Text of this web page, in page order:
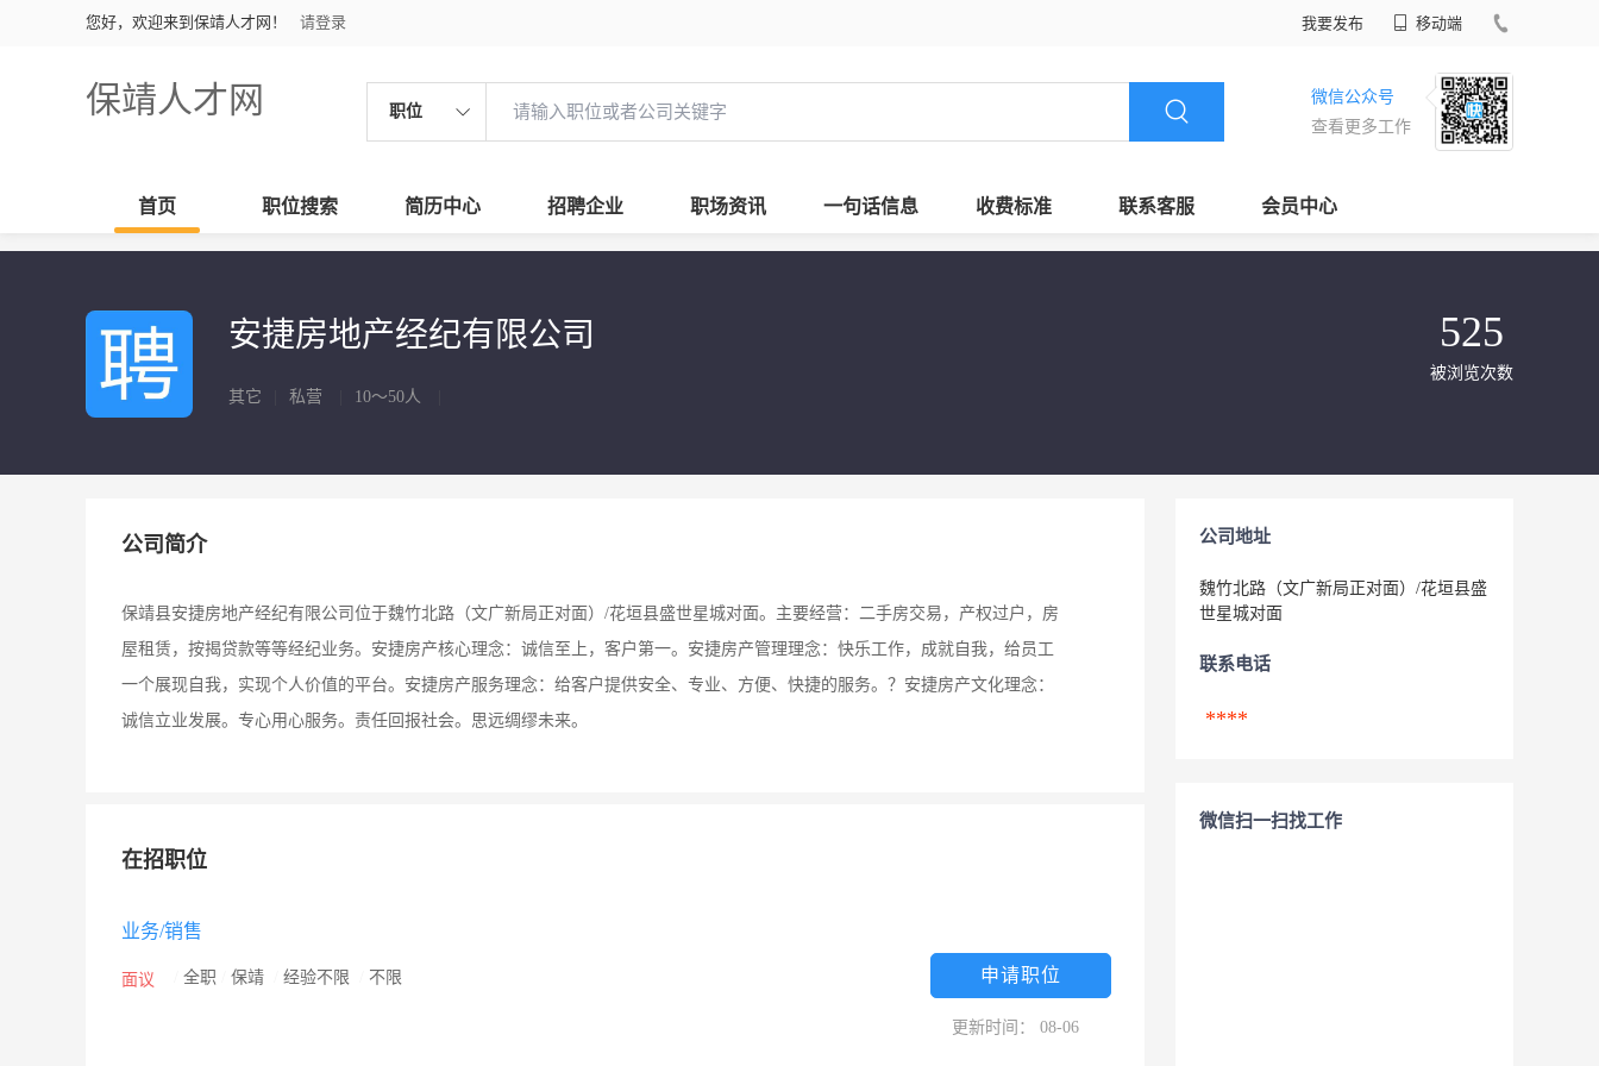
您好，欢迎来到保靖人才网！ 请登录 我要发布 移动端
保靖人才网 职位
微信公众号
查看更多工作
首页 职位搜索 简历中心 招聘企业 职场资讯 一句话信息 收费标准 联系客服 会员中心
安捷房地产经纪有限公司
其它 私营 10～50人
525
被浏览次数
公司简介
保靖县安捷房地产经纪有限公司位于魏竹北路（文广新局正对面）/花垣县盛世星城对面。主要经营：二手房交易，产权过户，房
屋租赁，按揭贷款等等经纪业务。安捷房产核心理念：诚信至上，客户第一。安捷房产管理理念：快乐工作，成就自我，给员工
一个展现自我，实现个人价值的平台。安捷房产服务理念：给客户提供安全、专业、方便、快捷的服务。？安捷房产文化理念：
诚信立业发展。专心用心服务。责任回报社会。思远绸缪未来。
在招职位
业务/销售
面议 全职 保靖 经验不限 不限 申请职位
更新时间： 08-06
公司地址
魏竹北路（文广新局正对面）/花垣县盛
世星城对面
联系电话
****
微信扫一扫找工作